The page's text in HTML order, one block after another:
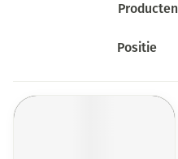
Producten
Sorteer op: